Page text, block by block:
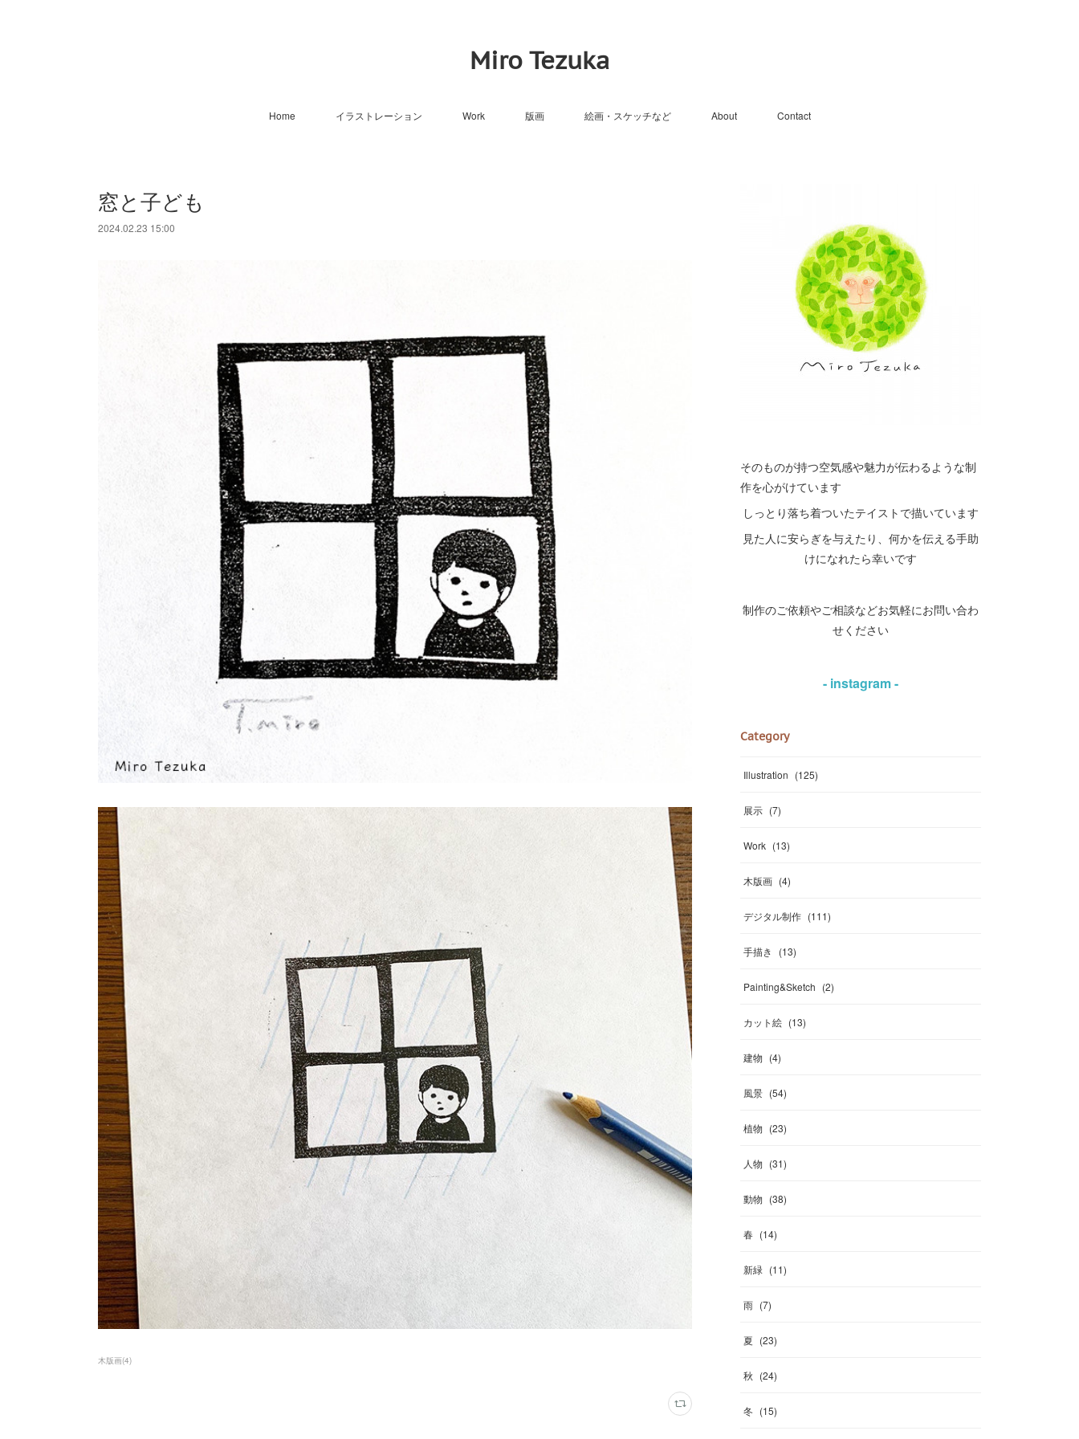
Miro Tezuka
Home イラストレーション Work 版画 絵画・スケッチなど About Contact
窓と子ども
2024.02.23 15:00
木版画(4)
そのものが持つ空気感や魅力が伝わるような制
作を心がけています
しっとり落ち着ついたテイストで描いています
見た人に安らぎを与えたり、何かを伝える手助
けになれたら幸いです
制作のご依頼やご相談などお気軽にお問い合わ
せください
- instagram -
Category
Illustration (125)
展示 (7)
Work (13)
木版画 (4)
デジタル制作 (111)
手描き (13)
Painting&Sketch (2)
カット絵 (13)
建物 (4)
風景 (54)
植物 (23)
人物 (31)
動物 (38)
春 (14)
新緑 (11)
雨 (7)
夏 (23)
秋 (24)
冬 (15)